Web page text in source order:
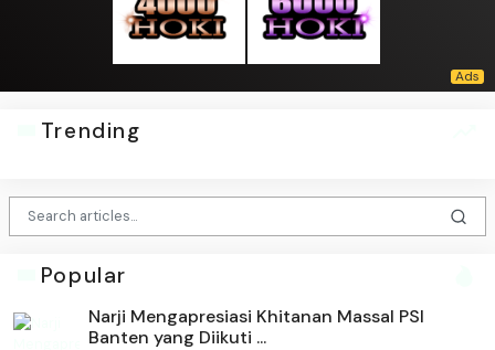
Trending
Popular
Narji Mengapresiasi Khitanan Massal PSI
Banten yang Diikuti ...